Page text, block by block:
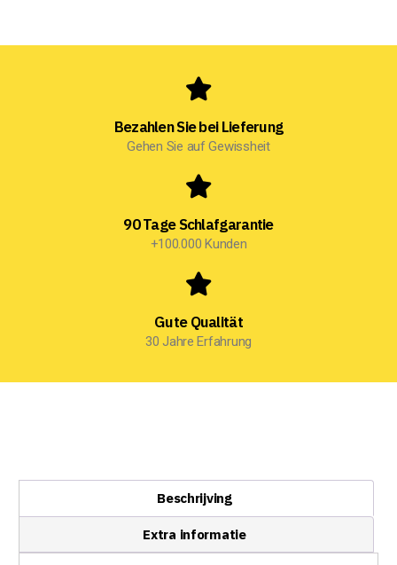
Bezahlen Sie bei Lieferung
Gehen Sie auf Gewissheit
90 Tage Schlafgarantie
+100.000 Kunden
Gute Qualität
30 Jahre Erfahrung
Beschrijving
Extra informatie